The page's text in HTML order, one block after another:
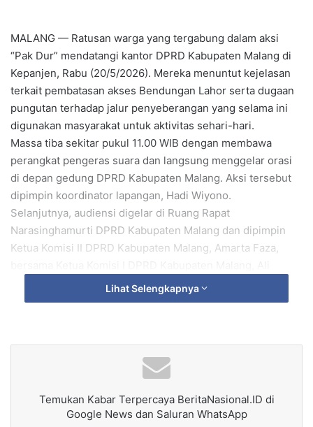
MALANG — Ratusan warga yang tergabung dalam aksi
“Pak Dur” mendatangi kantor DPRD Kabupaten Malang di
Kepanjen, Rabu (20/5/2026). Mereka menuntut kejelasan
terkait pembatasan akses Bendungan Lahor serta dugaan
pungutan terhadap jalur penyeberangan yang selama ini
digunakan masyarakat untuk aktivitas sehari-hari.
Massa tiba sekitar pukul 11.00 WIB dengan membawa
perangkat pengeras suara dan langsung menggelar orasi
di depan gedung DPRD Kabupaten Malang. Aksi tersebut
dipimpin koordinator lapangan, Hadi Wiyono.
Selanjutnya, audiensi digelar di Ruang Rapat
Narasinghamurti DPRD Kabupaten Malang dan dipimpin
Ketua Komisi II DPRD Kabupaten Malang, Amarta Faza,
Hadir pula sejumlah anggota DPRD lainnya, di antaranya
tuntutan utama kepada DPRD Kabupaten Malang dan pihak
Penjelasan ilmiah dan terbuka terkait ancaman terhadap
struktur bendungan.
Lihat Selengkapnya
Temukan Kabar Terpercaya BeritaNasional.ID di
Google News dan Saluran WhatsApp